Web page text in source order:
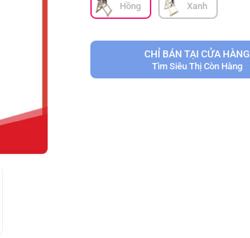
Hồng Xanh
CHỈ BÁN TẠI CỬA HÀNG
Tìm Siêu Thị Còn Hàng